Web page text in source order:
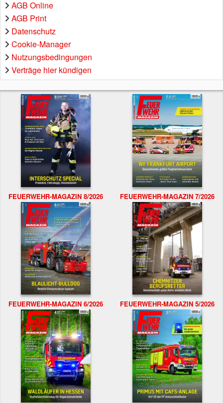
AGB Online
AGB Print
Datenschutz
Cookie-Manager
Nutzungsbedingungen
Verträge hier kündigen
FEUERWEHR-MAGAZIN 8/2026 FEUERWEHR-MAGAZIN 7/2026
FEUERWEHR-MAGAZIN 6/2026 FEUERWEHR-MAGAZIN 5/2026